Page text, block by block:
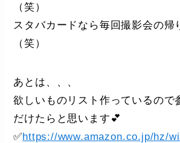
（笑）
スタバカードなら毎回撮影会の帰
（笑）
あとは、、、
欲しいものリスト作っているので
だけたらと思います💕
✅https://www.amazon.co.jp/hz/